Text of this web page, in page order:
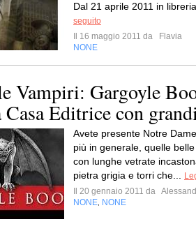
Dal 21 aprile 2011 in
seguito
Il 16 maggio 2011 da
Flavia
NONE
Vampiri: Gargoyle
Editrice con
Avete presente Notre
più in generale, quelle
con lunghe vetrate
pietra grigia e torri che...
Il 20 gennaio 2011 da
NONE NONE